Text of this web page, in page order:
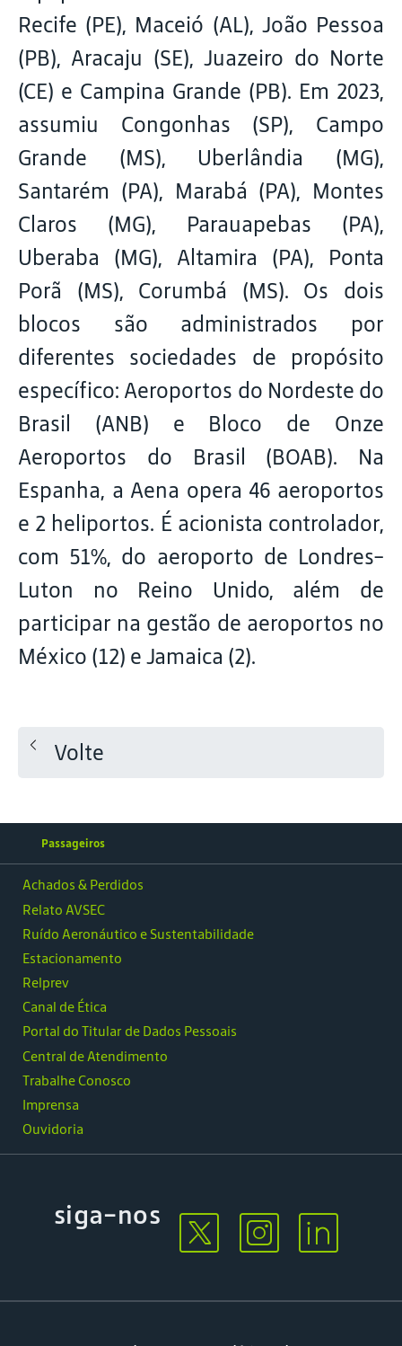
Recife (PE), Maceió (AL), João Pessoa
(PB), Aracaju (SE), Juazeiro do Norte
(CE) e Campina Grande (PB). Em 2023,
assumiu Congonhas (SP), Campo
Grande (MS), Uberlândia (MG),
Santarém (PA), Marabá (PA), Montes
Claros (MG), Parauapebas (PA),
Uberaba (MG), Altamira (PA), Ponta
Porã (MS), Corumbá (MS). Os dois
blocos são administrados por
diferentes sociedades de propósito
específico: Aeroportos do Nordeste do
Brasil (ANB) e Bloco de Onze
Aeroportos do Brasil (BOAB). Na
Espanha, a Aena opera 46 aeroportos
e 2 heliportos. É acionista controlador,
com 51%, do aeroporto de Londres-
Luton no Reino Unido, além de
participar na gestão de aeroportos no
México (12) e Jamaica (2).
Volte
Passageiros
Ouvidoria
Achados & Perdidos
Relato AVSEC
Ruído Aeronáutico e Sustentabilidade
Estacionamento
Relprev
Canal de Ética
Portal do Titular de Dados Pessoais
Central de Atendimento
Trabalhe Conosco
Imprensa
siga-nos